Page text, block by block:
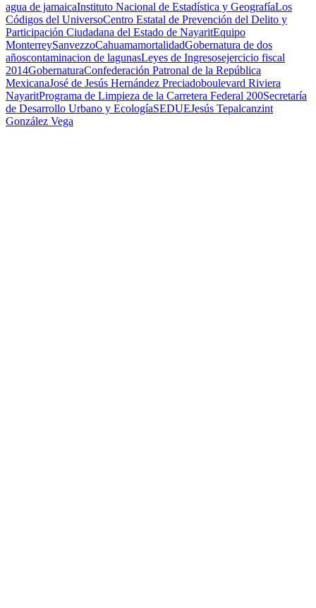
agua de jamaicaInstituto Nacional de Estadística y GeografíaLos
Códigos del UniversoCentro Estatal de Prevención del Delito y
Participación Ciudadana del Estado de NayaritEquipo
MonterreySanvezzoCahuamamortalidadGobernatura de dos
añoscontaminacion de lagunasLeyes de Ingresosejercicio fiscal
2014GobernaturaConfederación Patronal de la República
MexicanaJosé de Jesús Hernández Preciadoboulevard Riviera
NayaritPrograma de Limpieza de la Carretera Federal 200Secretaría
de Desarrollo Urbano y EcologíaSEDUEJesús Tepalcanzint
González Vega